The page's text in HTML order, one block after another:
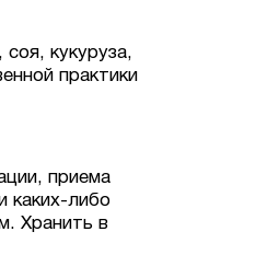
кукуруза,
практики
приема
каких-либо
Хранить в